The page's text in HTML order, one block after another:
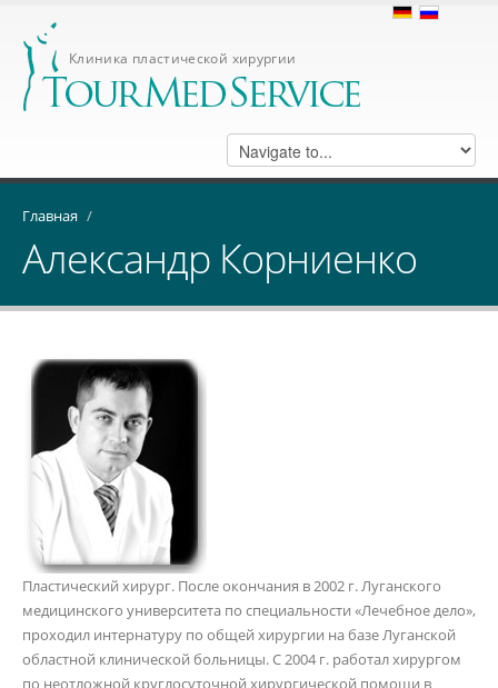
Клиника пластической хирургии
Главная /
Александр Корниенко
Пластический хирург. После окончания в 2002 г. Луганского
медицинского университета по специальности «Лечебное дело»,
проходил интернатуру по общей хирургии на базе Луганской
областной клинической больницы. С 2004 г. работал хирургом
по неотложной круглосуточной хирургической помощи в